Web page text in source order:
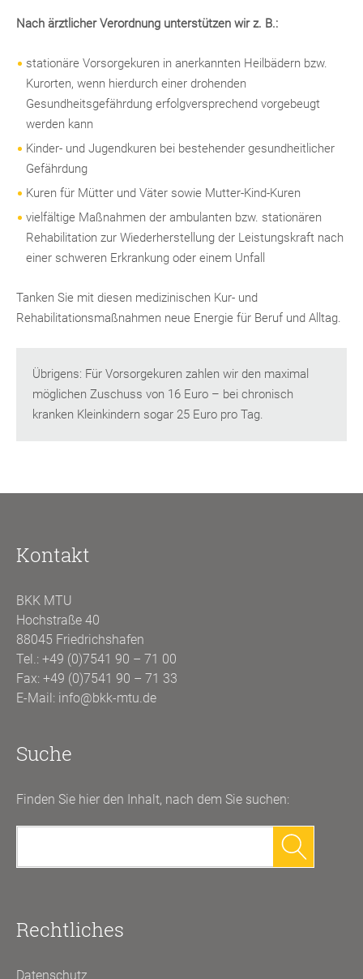
Nach ärztlicher Verordnung unterstützen wir z. B.:
stationäre Vorsorgekuren in anerkannten Heilbädern bzw.
Kurorten, wenn hierdurch einer drohenden
Gesundheitsgefährdung erfolgversprechend vorgebeugt
werden kann
Kinder- und Jugendkuren bei bestehender gesundheitlicher
Gefährdung
Kuren für Mütter und Väter sowie Mutter-Kind-Kuren
vielfältige Maßnahmen der ambulanten bzw. stationären
Rehabilitation zur Wiederherstellung der Leistungskraft nach
einer schweren Erkrankung oder einem Unfall
Tanken Sie mit diesen medizinischen Kur- und
Rehabilitationsmaßnahmen neue Energie für Beruf und Alltag.
Übrigens: Für Vorsorgekuren zahlen wir den maximal
möglichen Zuschuss von 16 Euro – bei chronisch
kranken Kleinkindern sogar 25 Euro pro Tag.
Kontakt
BKK MTU
Hochstraße 40
88045 Friedrichshafen
Tel.: +49 (0)7541 90 – 71 00
Fax: +49 (0)7541 90 – 71 33
E-Mail: info@bkk-mtu.de
Suche
Finden Sie hier den Inhalt, nach dem Sie suchen:
Suchen
Rechtliches
Datenschutz